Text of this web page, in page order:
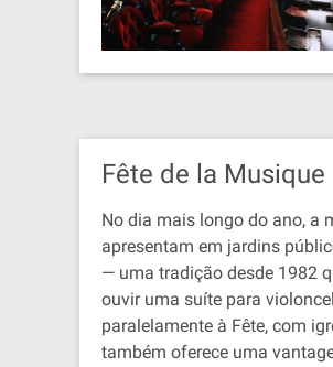
Fête de la Musique
No dia mais longo do ano, a
apresentam em jardins
— uma tradição desde 1982
ouvir uma suíte para
paralelamente à Fête, com
também oferece uma